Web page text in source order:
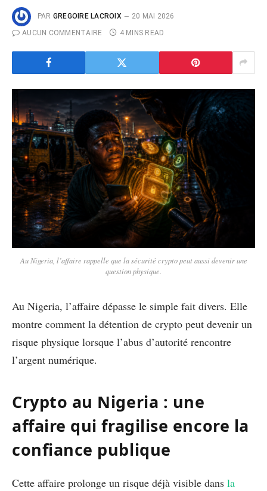
PAR GREGOIRE LACROIX
20 MAI 2026
AUCUN COMMENTAIRE
4 MINS READ
Au Nigeria, l’affaire rappelle que la sécurité crypto peut aussi devenir une
question physique.
Au Nigeria, l’affaire dépasse le simple fait divers. Elle
montre comment la détention de crypto peut devenir un
risque physique lorsque l’abus d’autorité rencontre
l’argent numérique.
Crypto au Nigeria : une
affaire qui fragilise encore la
confiance publique
Cette affaire prolonge un risque déjà visible dans la